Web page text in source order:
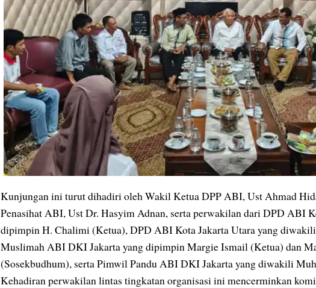
Kunjungan ini turut dihadiri oleh Wakil Ketua DPP ABI, Ust Ahmad
Penasihat ABI, Ust Dr. Hasyim Adnan, serta perwakilan dari DPD ABI
dipimpin H. Chalimi (Ketua), DPD ABI Kota Jakarta Utara yang
Muslimah ABI DKI Jakarta yang dipimpin Margie Ismail (Ketua) dan
(Sosekbudhum), serta Pimwil Pandu ABI DKI Jakarta yang diwakili
Kehadiran perwakilan lintas tingkatan organisasi ini mencerminkan